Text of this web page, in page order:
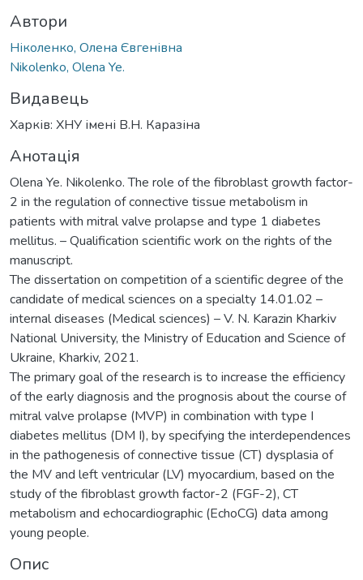
Автори
Ніколенко, Олена Євгенівна
Nikolenko, Olena Ye.
Видавець
Харків: ХНУ імені В.Н. Каразіна
Анотація
Olena Ye. Nikolenko. The role of the fibroblast growth factor-
2 in the regulation of connective tissue metabolism in
patients with mitral valve prolapse and type 1 diabetes
mellitus. – Qualification scientific work on the rights of the
manuscript.
The dissertation on competition of a scientific degree of the
candidate of medical sciences on a specialty 14.01.02 –
internal diseases (Medical sciences) – V. N. Karazin Kharkiv
National University, the Ministry of Education and Science of
Ukraine, Kharkiv, 2021.
The primary goal of the research is to increase the efficiency
of the early diagnosis and the prognosis about the course of
mitral valve prolapse (MVP) in combination with type I
diabetes mellitus (DM I), by specifying the interdependences
in the pathogenesis of connective tissue (CT) dysplasia of
the MV and left ventricular (LV) myocardium, based on the
study of the fibroblast growth factor-2 (FGF-2), CT
metabolism and echocardiographic (EchoCG) data among
young people.
Опис